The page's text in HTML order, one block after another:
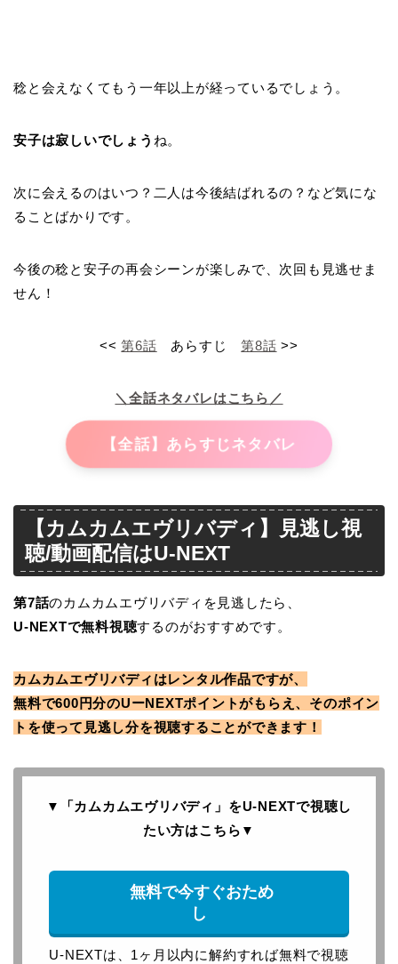
稔と会えなくてもう一年以上が経っているでしょう。
安子は寂しいでしょう ね。
次に会えるのはいつ？二人は今後結ばれるの？など気にな
ることばかりです。
今後の稔と安子の再会シーンが楽しみで、次回も見逃せま
せん！
<<第6話 あらすじ第8話 >>
＼全話ネタバレはこちら／
【全話】あらすじネタバレ
【カムカムエヴリバディ】見逃し視
聴/動画配信はU-NEXT
第7話のカムカムエヴリバディを見逃したら、
U-NEXTで無料視聴するのがおすすめです。
カムカムエヴリバディはレンタル作品ですが、
無料で600円分のUーNEXTポイントがもらえ、そのポイン
トを使って見逃し分を視聴することができます！
▼「カムカムエヴリバディ」をU-NEXTで視聴し
たい方はこちら ▼
無料で今すぐおため
し
U-NEXTは、1ヶ月以内に解約すれば無料で視聴